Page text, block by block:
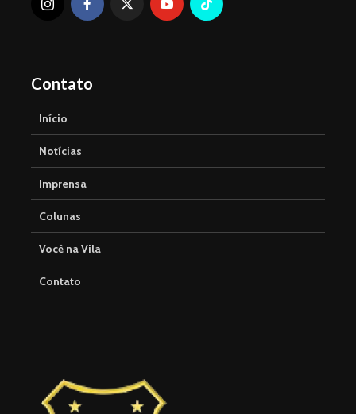
Contato
Início
Notícias
Imprensa
Colunas
Você na Vila
Contato